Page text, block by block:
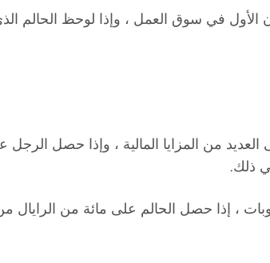
في سوق العمل ، وإذا لوحظ الحالم
من المزايا المالية ، وإذا حصل
ذلك.
، إذا حصل الحالم على مائة من